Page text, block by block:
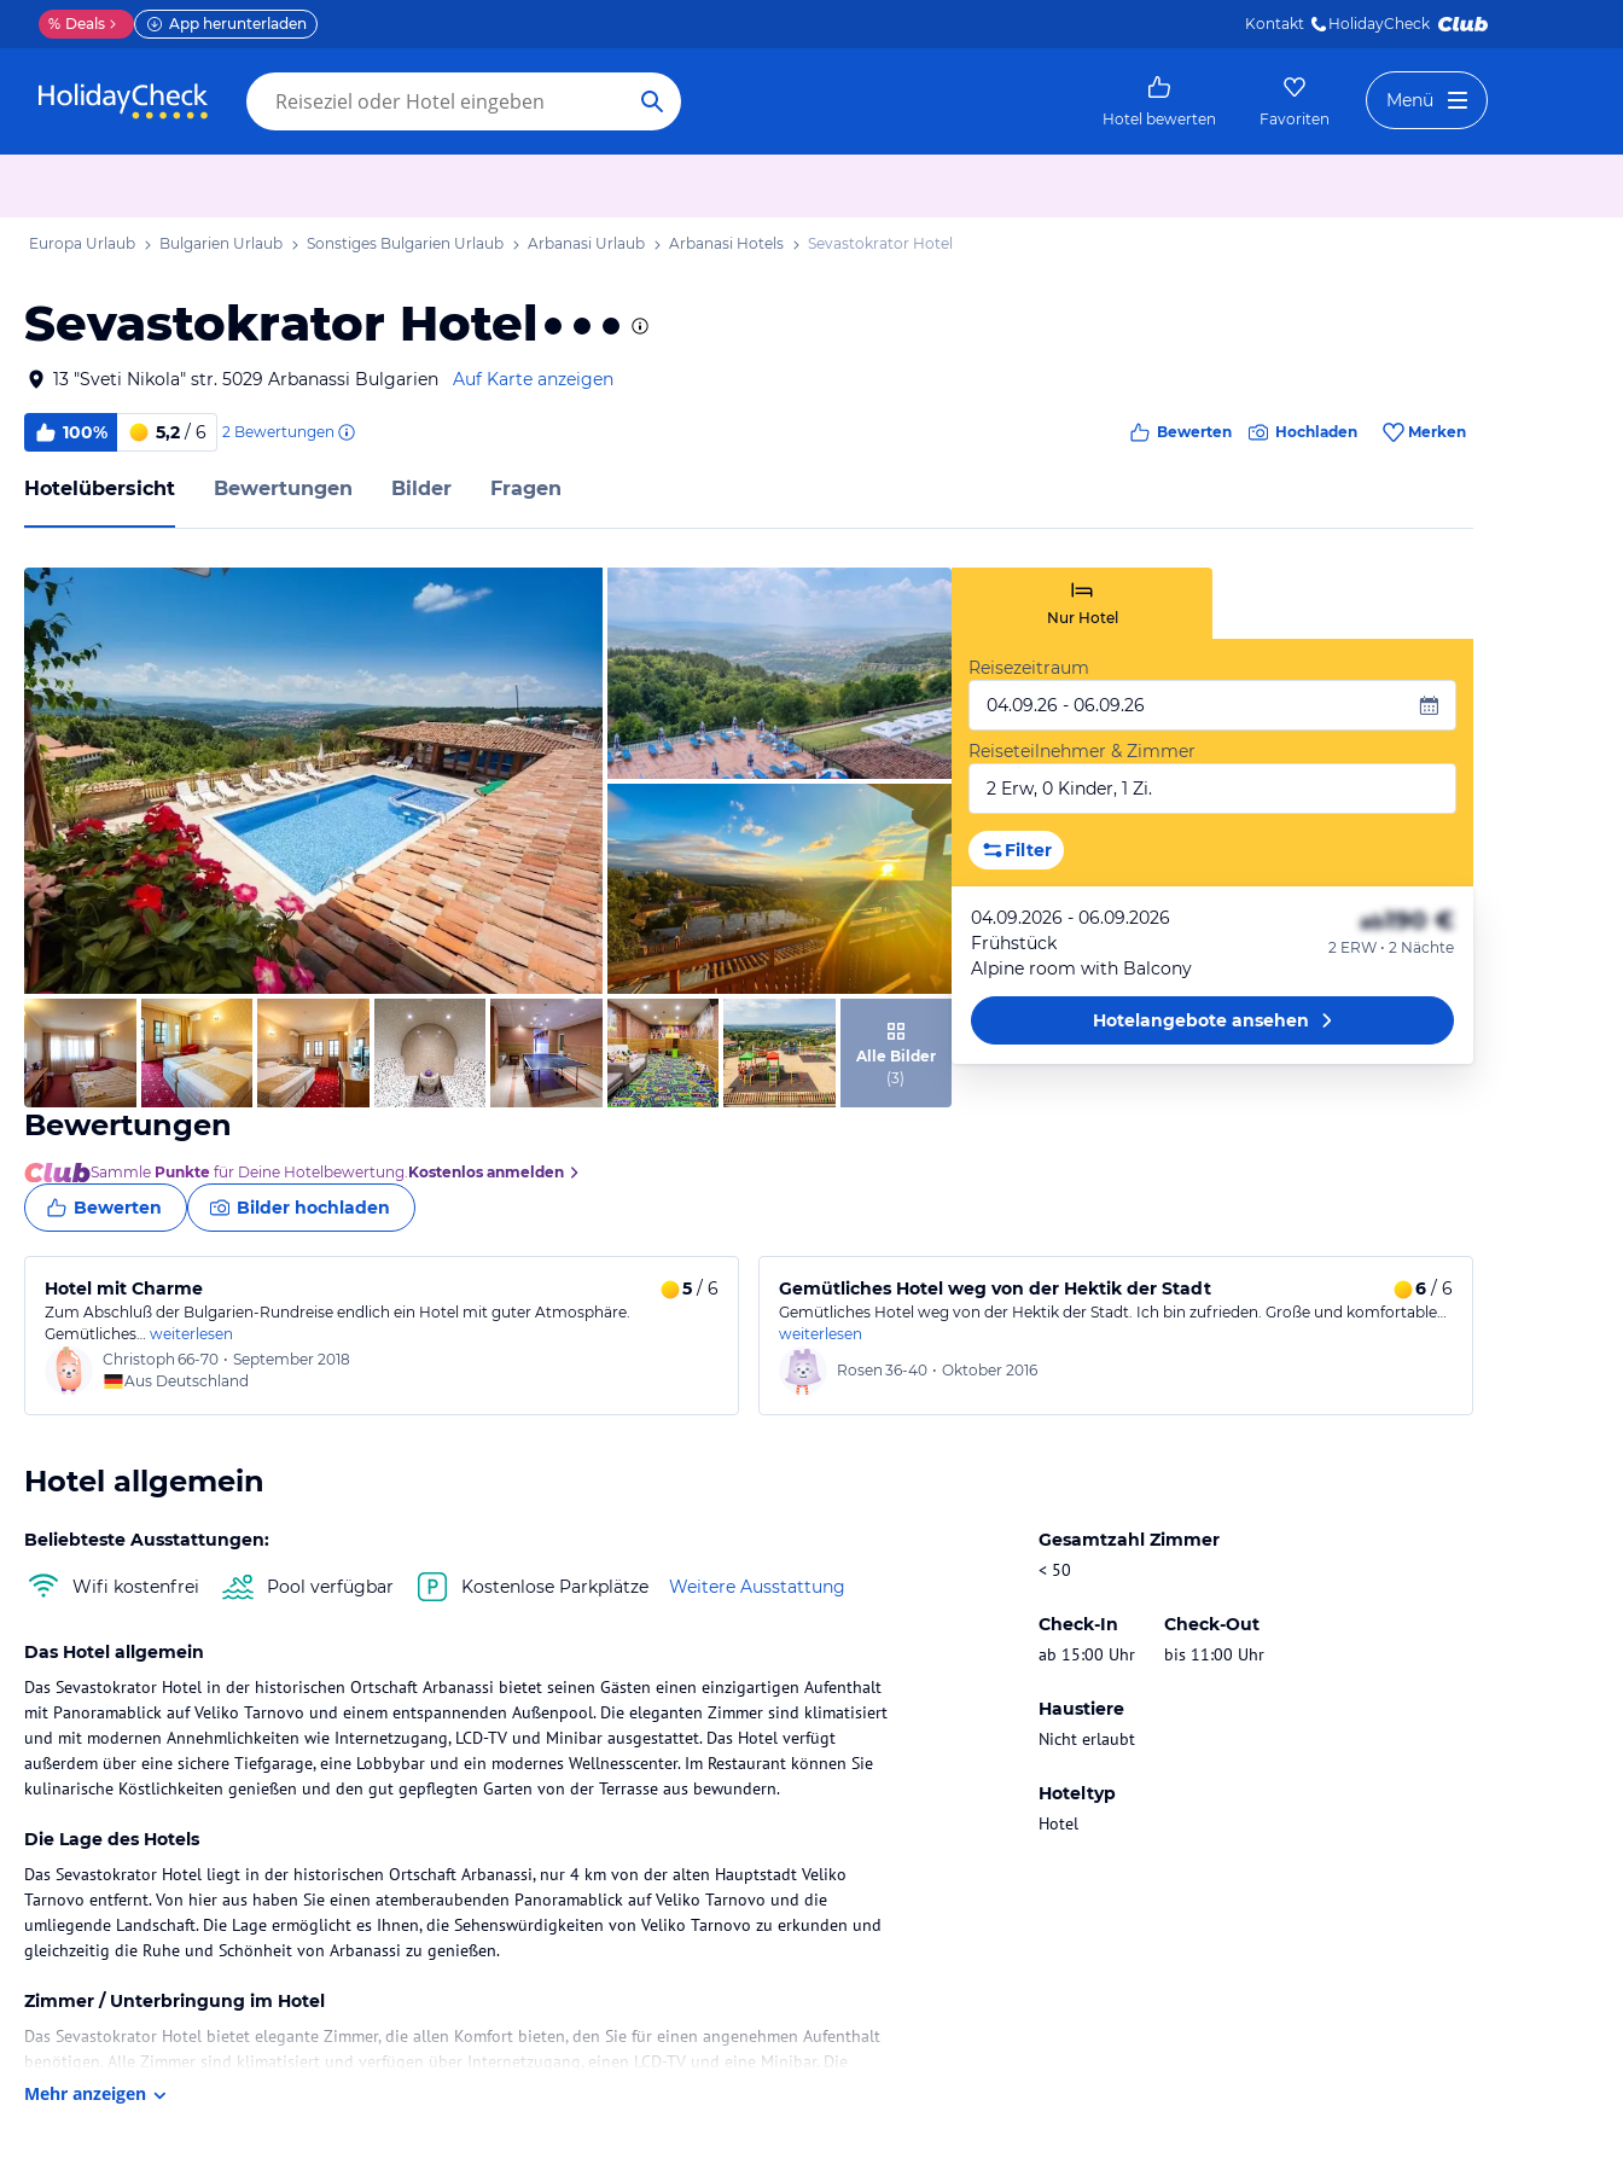
% Deals App herunterladen Kontakt HolidayCheck
Hotel bewerten Favoriten
Menü
Europa Urlaub Bulgarien Urlaub Sonstiges Bulgarien Urlaub Arbanasi Urlaub Arbanasi Hotels Sevastokrator Hotel
Sevastokrator Hotel
13 "Sveti Nikola" str. 5029 Arbanassi Bulgarien Auf Karte anzeigen
100% 5,2 / 6 2 Bewertungen Bewerten Hochladen Merken
Hotelübersicht Bewertungen Bilder Fragen
von Expedia
von Expedia
von Expedia
Alle Bilder
(3)
Nur Hotel
Reisezeitraum
04.09.26 - 06.09.26
Reiseteilnehmer & Zimmer
2 Erw, 0 Kinder, 1 Zi.
Filter
04.09.2026 - 06.09.2026
Frühstück
Alpine room with Balcony
ab190 €
2 ERW • 2 Nächte
Hotelangeboteansehen
Bewertungen
Sammle Punkte für Deine Hotelbewertung.Kostenlos anmelden
Bewerten Bilder hochladen
Hotel mit Charme 5 / 6
Zum Abschluß der Bulgarien-Rundreise endlich ein Hotel mit guter Atmosphäre.
Gemütliches… weiterlesen
Christoph 66-70 • September 2018
Aus Deutschland
Gemütliches Hotel weg von der Hektik der Stadt 6 / 6
Gemütliches Hotel weg von der Hektik der Stadt. Ich bin zufrieden. Große und komfortable…
weiterlesen
Rosen 36-40 • Oktober 2016
Hotel allgemein
Beliebteste Ausstattungen:
Wifi kostenfrei Pool verfügbar Kostenlose Parkplätze Weitere Ausstattung
Gesamtzahl Zimmer
< 50
Check-In
ab 15:00 Uhr
Check-Out
bis 11:00 Uhr
Haustiere
Nicht erlaubt
Hoteltyp
Hotel
Das Hotel allgemein
Das Sevastokrator Hotel in der historischen Ortschaft Arbanassi bietet seinen Gästen einen einzigartigen Aufenthalt
mit Panoramablick auf Veliko Tarnovo und einem entspannenden Außenpool. Die eleganten Zimmer sind klimatisiert
und mit modernen Annehmlichkeiten wie Internetzugang, LCD-TV und Minibar ausgestattet. Das Hotel verfügt
außerdem über eine sichere Tiefgarage, eine Lobbybar und ein modernes Wellnesscenter. Im Restaurant können Sie
kulinarische Köstlichkeiten genießen und den gut gepflegten Garten von der Terrasse aus bewundern.
Die Lage des Hotels
Das Sevastokrator Hotel liegt in der historischen Ortschaft Arbanassi, nur 4 km von der alten Hauptstadt Veliko
Tarnovo entfernt. Von hier aus haben Sie einen atemberaubenden Panoramablick auf Veliko Tarnovo und die
umliegende Landschaft. Die Lage ermöglicht es Ihnen, die Sehenswürdigkeiten von Veliko Tarnovo zu erkunden und
gleichzeitig die Ruhe und Schönheit von Arbanassi zu genießen.
Zimmer / Unterbringung im Hotel
Das Sevastokrator Hotel bietet elegante Zimmer, die allen Komfort bieten, den Sie für einen angenehmen Aufenthalt
benötigen. Alle Zimmer sind klimatisiert und verfügen über Internetzugang, einen LCD-TV und eine Minibar. Die
stilvolle Einrichtung und die hochwertigen Annehmlichkeiten sorgen dafür, dass Sie sich wie zu Hause fühlen.
Mehr anzeigen